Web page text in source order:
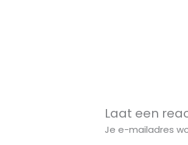
Laat een
Je e-mailadres